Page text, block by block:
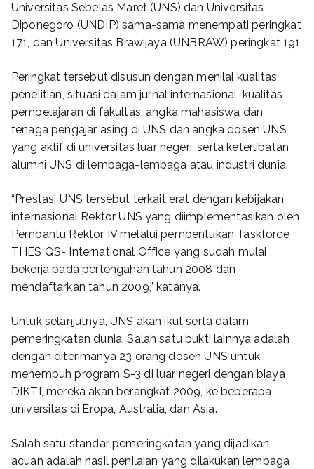
Universitas Sebelas Maret (UNS) dan Universitas
Diponegoro (UNDIP) sama-sama menempati peringkat
171, dan Universitas Brawijaya (UNBRAW) peringkat 191.
Peringkat tersebut disusun dengan menilai kualitas
penelitian, situasi dalam jurnal internasional, kualitas
pembelajaran di fakultas, angka mahasiswa dan
tenaga pengajar asing di UNS dan angka dosen UNS
yang aktif di universitas luar negeri, serta keterlibatan
alumni UNS di lembaga-lembaga atau industri dunia.
“Prestasi UNS tersebut terkait erat dengan kebijakan
internasional Rektor UNS yang diimplementasikan oleh
Pembantu Rektor IV melalui pembentukan Taskforce
THES QS- International Office yang sudah mulai
bekerja pada pertengahan tahun 2008 dan
mendaftarkan tahun 2009,” katanya.
Untuk selanjutnya, UNS akan ikut serta dalam
pemeringkatan dunia. Salah satu bukti lainnya adalah
dengan diterimanya 23 orang dosen UNS untuk
menempuh program S-3 di luar negeri dengan biaya
DIKTI, mereka akan berangkat 2009, ke beberapa
universitas di Eropa, Australia, dan Asia.
Salah satu standar pemeringkatan yang dijadikan
acuan adalah hasil penilaian yang dilakukan lembaga